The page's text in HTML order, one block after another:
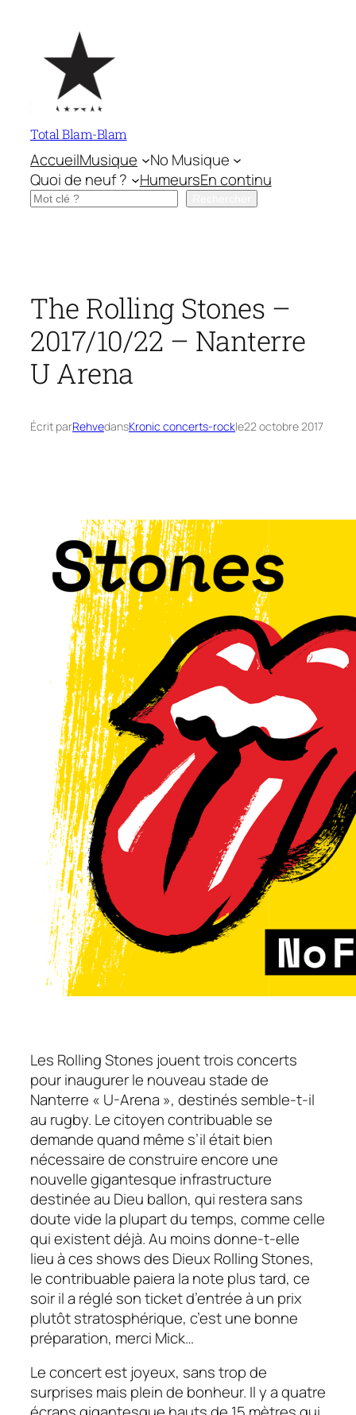
contenu
Total Blam-Blam
AccueilMusique
No Musique
Quoi de neuf ?
HumeursEn continu
Rechercher
The Rolling Stones –
2017/10/22 – Nanterre
U Arena
Écrit parRehvedansKronic concerts-rockle22 octobre 2017
Les Rolling Stones jouent trois concerts
pour inaugurer le nouveau stade de
Nanterre « U-Arena », destinés semble-t-il
au rugby. Le citoyen contribuable se
demande quand même s’il était bien
nécessaire de construire encore une
nouvelle gigantesque infrastructure
destinée au Dieu ballon, qui restera sans
doute vide la plupart du temps, comme celle
qui existent déjà. Au moins donne-t-elle
lieu à ces shows des Dieux Rolling Stones,
le contribuable paiera la note plus tard, ce
soir il a réglé son ticket d’entrée à un prix
plutôt stratosphérique, c’est une bonne
préparation, merci Mick…
Le concert est joyeux, sans trop de
surprises mais plein de bonheur. Il y a quatre